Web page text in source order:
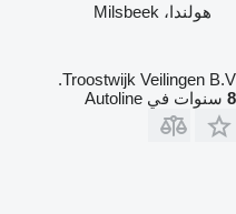
هولندا، Milsbeek
Troostwijk Veilingen B.V.
8 سنوات في Autoline